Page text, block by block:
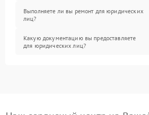
Выполняете ли вы ремонт для юридических
лиц?
Какую документацию вы предоставляете
для юридических лиц?